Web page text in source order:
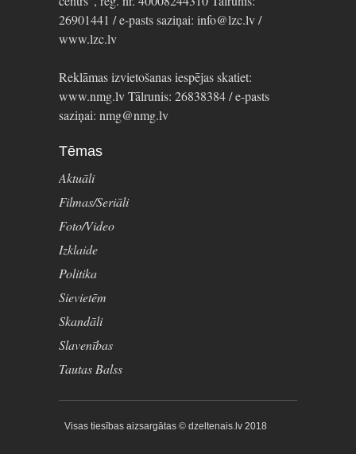
26901441 / e-pasts saziņai: info@lzc.lv /
www.lzc.lv
Reklāmas izvietošanas iespējas skatiet:
www.nmg.lv Tālrunis: 26838384 / e-pasts
saziņai: nmg@nmg.lv
Tēmas
Aktuāli
Filmas/Seriāli
Foto/Video
Izklaide
Politika
Sievietēm
Skandāli
Slavenības
Tautas Balss
Visas tiesības aizsargātas © dzeltenais.lv 2018